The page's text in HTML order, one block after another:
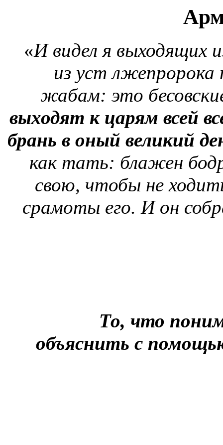
«И видел я выходящих
из уст лжепророка
жабам: это
выходят к царям всей
брань в оный великий
как тать: блажен
свою, чтобы не
срамоты его. И он
То, что
объяснить с